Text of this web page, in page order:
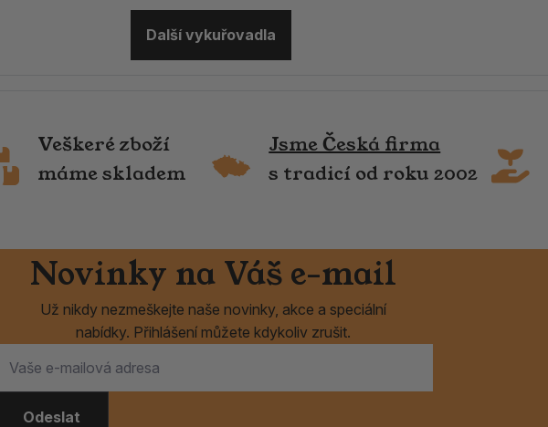
Další vykuřovadla
Veškeré zboží
máme skladem
Jsme Česká firma
s tradicí od roku 2002
Novinky na Váš e-mail
Už nikdy nezmeškejte naše novinky, akce a speciální
nabídky. Přihlášení můžete kdykoliv zrušit.
Odeslat